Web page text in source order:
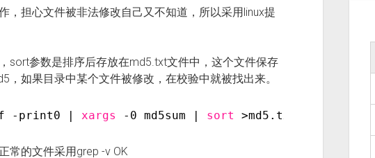
，担心文件被非法修改自己又不知道，所以采用linux提
sort参数是排序后存放在md5.txt文件中，这个文件保存
，如果目录中某个文件被修改，在校验中就被找出来。
-print0 | xargs -0 md5sum | sort >md5.txt
常的文件采用grep -v OK